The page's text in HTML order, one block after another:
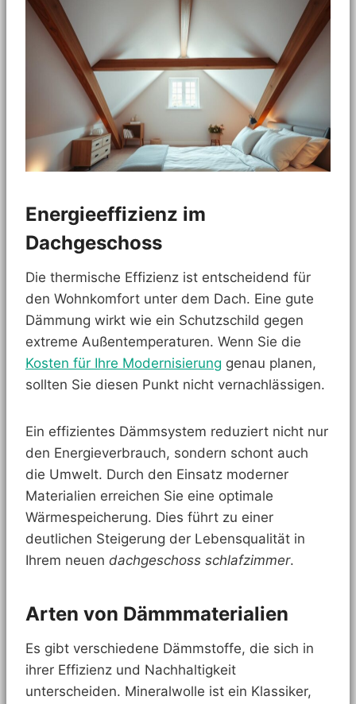
Energieeffizienz im
Dachgeschoss
Die thermische Effizienz ist entscheidend für
den Wohnkomfort unter dem Dach. Eine gute
Dämmung wirkt wie ein Schutzschild gegen
extreme Außentemperaturen. Wenn Sie die
Kosten für Ihre Modernisierung genau planen,
sollten Sie diesen Punkt nicht vernachlässigen.
Ein effizientes Dämmsystem reduziert nicht nur
den Energieverbrauch, sondern schont auch
die Umwelt. Durch den Einsatz moderner
Materialien erreichen Sie eine optimale
Wärmespeicherung. Dies führt zu einer
deutlichen Steigerung der Lebensqualität in
Ihrem neuen dachgeschoss schlafzimmer.
Arten von Dämmmaterialien
Es gibt verschiedene Dämmstoffe, die sich in
ihrer Effizienz und Nachhaltigkeit
unterscheiden. Mineralwolle ist ein Klassiker,